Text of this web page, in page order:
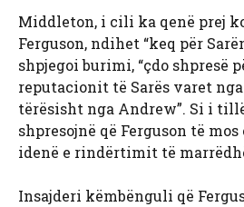
Middleton, i cili ka qenë prej
Ferguson, ndihet “keq për
shpjegoi burimi, “çdo shpresë
reputacionit të Sarës varet
tërësisht nga Andrew”. Si i
shpresojnë që Ferguson të
idenë e rindërtimit të
Insajderi këmbënguli që